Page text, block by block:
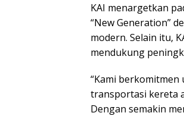
KAI menargetkan
“New Generation”
modern. Selain itu,
mendukung
“Kami
transportasi kereta
Dengan semakin